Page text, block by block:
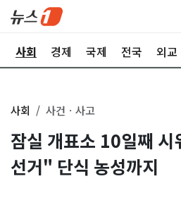
사회 경제 국제 전국 외교
사회 사건ㆍ사고
잠실 개표소 10일째
선거" 단식 농성까지